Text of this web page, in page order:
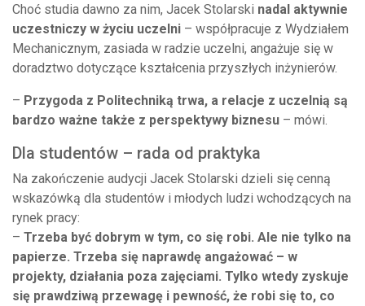
Choć studia dawno za nim, Jacek Stolarski nadal aktywnie
uczestniczy w życiu uczelni – współpracuje z Wydziałem
Mechanicznym, zasiada w radzie uczelni, angażuje się w
doradztwo dotyczące kształcenia przyszłych inżynierów.
– Przygoda z Politechniką trwa, a relacje z uczelnią są
bardzo ważne także z perspektywy biznesu – mówi.
Dla studentów – rada od praktyka
Na zakończenie audycji Jacek Stolarski dzieli się cenną
wskazówką dla studentów i młodych ludzi wchodzących na
rynek pracy:
– Trzeba być dobrym w tym, co się robi. Ale nie tylko na
papierze. Trzeba się naprawdę angażować – w
projekty, działania poza zajęciami. Tylko wtedy zyskuje
się prawdziwą przewagę i pewność, że robi się to, co